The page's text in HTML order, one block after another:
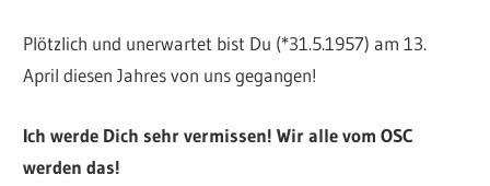
Plötzlich und unerwartet bist Du (*31.5.1957) am 13.
April diesen Jahres von uns gegangen!
Ich werde Dich sehr vermissen! Wir alle vom OSC
werden das!